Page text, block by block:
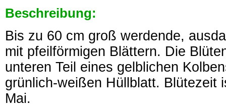
Beschreibung:
Bis zu 60 cm groß werdende,
mit pfeilförmigen Blättern. Die
unteren Teil eines gelblichen
grünlich-weißen Hüllblatt. Blütezeit
Mai.